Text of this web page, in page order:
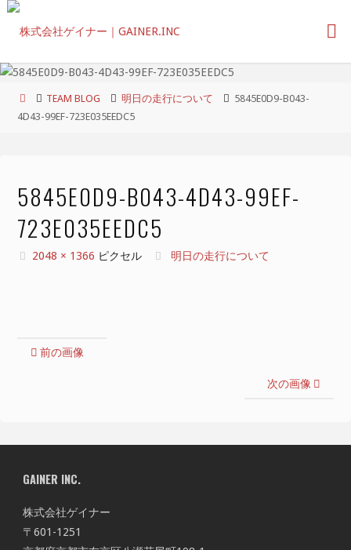
コ
ン
ホ
ー
TEAM BLOG 明日の走行について
5845E0D9-B043-
4D43-99EF-723E035EEDC5
5845E0D9-B043-4D43-99EF-
723E035EEDC5
フ
2048 × 1366 ピクセル 明日の走行について
前の画像
次の画像
GAINER INC.
株式会社ゲイナー
〒601-1251